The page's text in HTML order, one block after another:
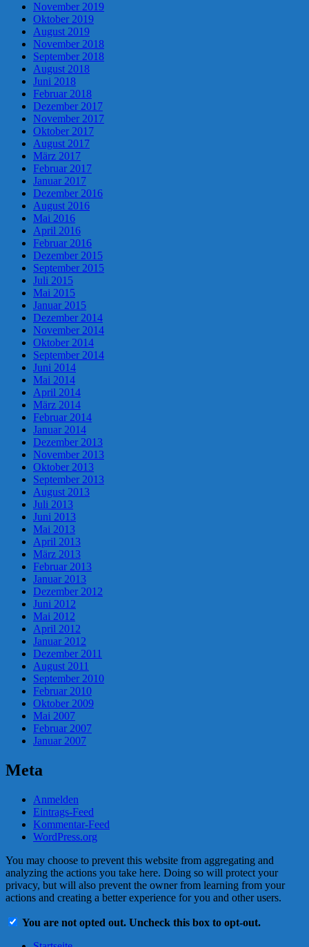
November 2019
Oktober 2019
August 2019
November 2018
September 2018
August 2018
Juni 2018
Februar 2018
Dezember 2017
November 2017
Oktober 2017
August 2017
März 2017
Februar 2017
Januar 2017
Dezember 2016
August 2016
Mai 2016
April 2016
Februar 2016
Dezember 2015
September 2015
Juli 2015
Mai 2015
Januar 2015
Dezember 2014
November 2014
Oktober 2014
September 2014
Juni 2014
Mai 2014
April 2014
März 2014
Februar 2014
Januar 2014
Dezember 2013
November 2013
Oktober 2013
September 2013
August 2013
Juli 2013
Juni 2013
Mai 2013
April 2013
März 2013
Februar 2013
Januar 2013
Dezember 2012
Juni 2012
Mai 2012
April 2012
Januar 2012
Dezember 2011
August 2011
September 2010
Februar 2010
Oktober 2009
Mai 2007
Februar 2007
Januar 2007
Meta
Anmelden
Eintrags-Feed
Kommentar-Feed
WordPress.org
You may choose to prevent this website from aggregating and
analyzing the actions you take here. Doing so will protect your
privacy, but will also prevent the owner from learning from your
actions and creating a better experience for you and other users.
You are not opted out. Uncheck this box to opt-out.